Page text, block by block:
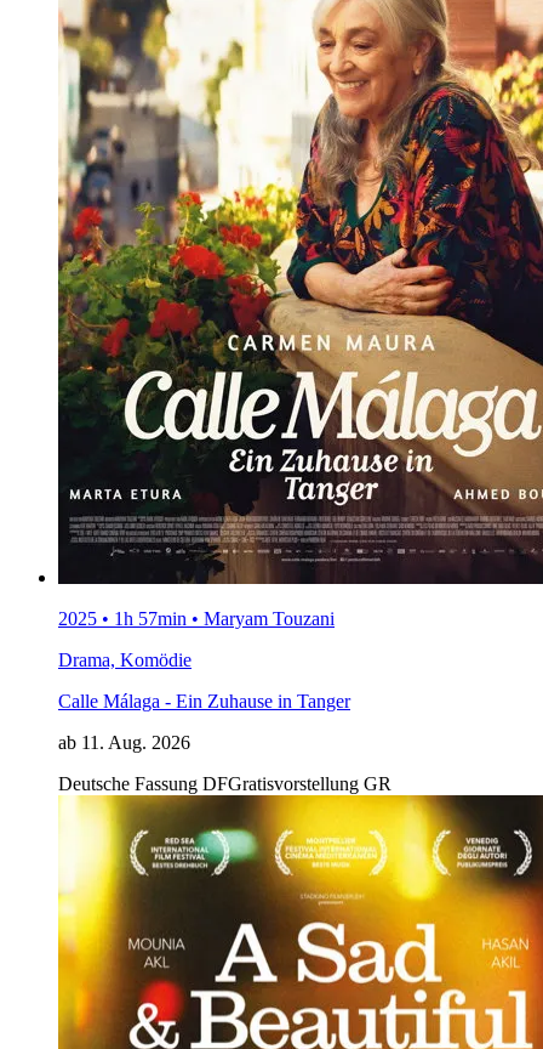
2025 • 1h 57min • Maryam Touzani
Drama, Komödie
Calle Málaga - Ein Zuhause in Tanger
ab 11. Aug. 2026
Deutsche Fassung DFGratisvorstellung GR